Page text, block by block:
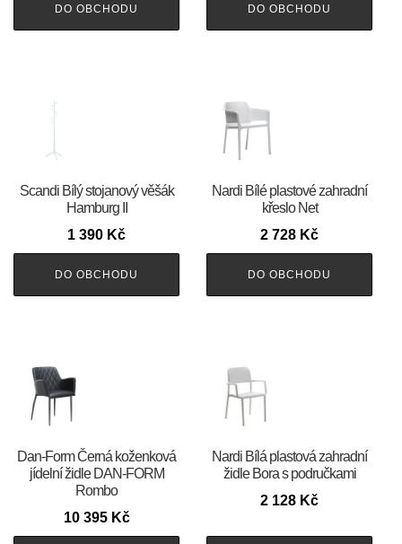
DO OBCHODU DO OBCHODU
Scandi Bílý stojanový věšák
Hamburg II
1 390 Kč
DO OBCHODU
Nardi Bílé plastové zahradní
křeslo Net
2 728 Kč
DO OBCHODU
​​​​​Dan-Form Černá koženková
jídelní židle DAN-FORM
Rombo
10 395 Kč
Nardi Bílá plastová zahradní
židle Bora s područkami
2 128 Kč